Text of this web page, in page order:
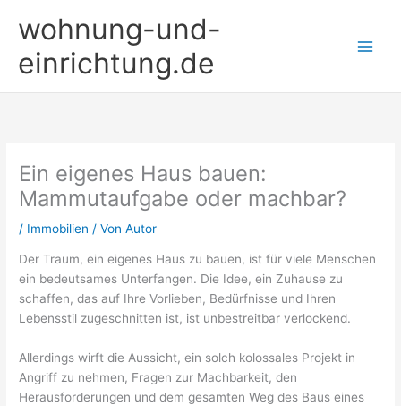
Inhaltwohnung-und-
einrichtung.de
Ein eigenes Haus bauen:
Mammutaufgabe oder machbar?
/ Immobilien / VonAutor
Der Traum, ein eigenes Haus zu bauen, ist für viele Menschen
ein bedeutsames Unterfangen. Die Idee, ein Zuhause zu
schaffen, das auf Ihre Vorlieben, Bedürfnisse und Ihren
Lebensstil zugeschnitten ist, ist unbestreitbar verlockend.
Allerdings wirft die Aussicht, ein solch kolossales Projekt in
Angriff zu nehmen, Fragen zur Machbarkeit, den
Herausforderungen und dem gesamten Weg des Baus eines